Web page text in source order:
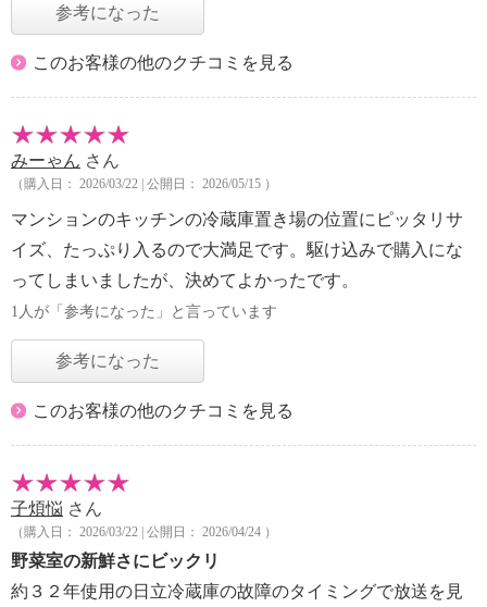
参考になった
このお客様の他のクチコミを見る
みーゃん さん
（購入日： 2026/03/22 | 公開日： 2026/05/15 ）
マンションのキッチンの冷蔵庫置き場の位置にピッタリサ
イズ、たっぷり入るので大満足です。駆け込みで購入にな
ってしまいましたが、決めてよかったです。
1人が「参考になった」と言っています
参考になった
このお客様の他のクチコミを見る
子煩悩 さん
（購入日： 2026/03/22 | 公開日： 2026/04/24 ）
野菜室の新鮮さにビックリ
約３２年使用の日立冷蔵庫の故障のタイミングで放送を見